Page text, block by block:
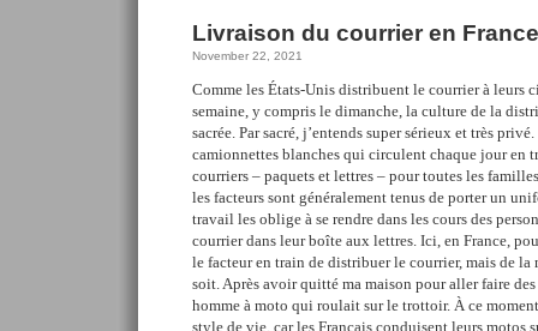
Livraison du courrier en France
November 22, 2021
Comme les États-Unis distribuent le courrier à leurs
semaine, y compris le dimanche, la culture de la
sacrée. Par sacré, j’entends super sérieux et très
camionnettes blanches qui circulent chaque jour en
courriers – paquets et lettres – pour toutes les
les facteurs sont généralement tenus de porter un
travail les oblige à se rendre dans les cours des
courrier dans leur boîte aux lettres. Ici, en France,
le facteur en train de distribuer le courrier, mais de
soit. Après avoir quitté ma maison pour aller faire des
homme à moto qui roulait sur le trottoir. À ce
style de vie, car les Français conduisent leurs motos